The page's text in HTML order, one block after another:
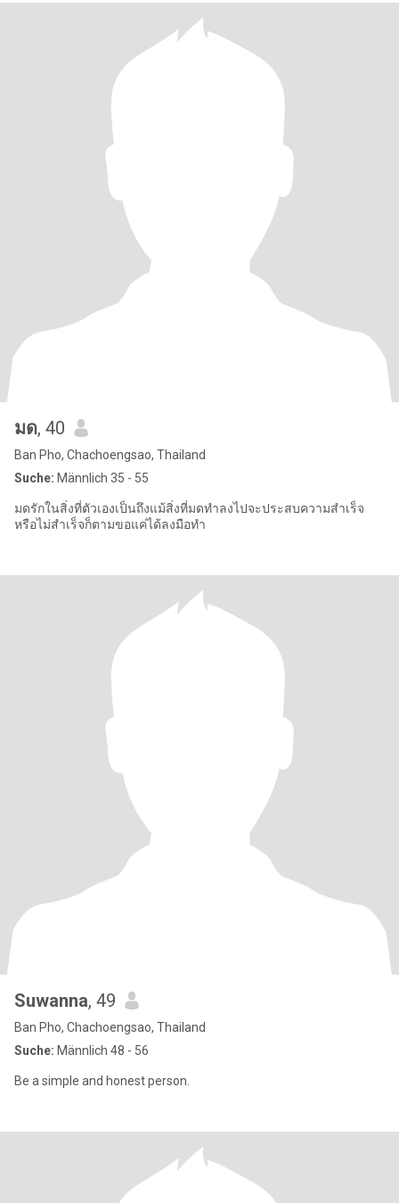
มด, 40
Ban Pho, Chachoengsao, Thailand
Suche: Männlich 35 - 55
มดรักในสิ่งที่ตัวเองเป็นถึงแม้สิ่งที่มดทำลงไปจะประสบความสำเร็จ
หรือไม่สำเร็จก็ตามขอแค่ได้ลงมือทำ
Suwanna, 49
Ban Pho, Chachoengsao, Thailand
Suche: Männlich 48 - 56
Be a simple and honest person.